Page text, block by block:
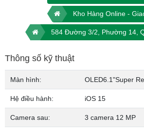
mặt gốm Ceramic Shield siêu cứng cùng
Kho Hàng Online -
584 Đường 3/2, Phường 14,
Thông số kỹ thuật
Màn hình: OLED6.1"Super
Hệ điều hành: iOS 15
Camera sau: 3 camera 12 MP